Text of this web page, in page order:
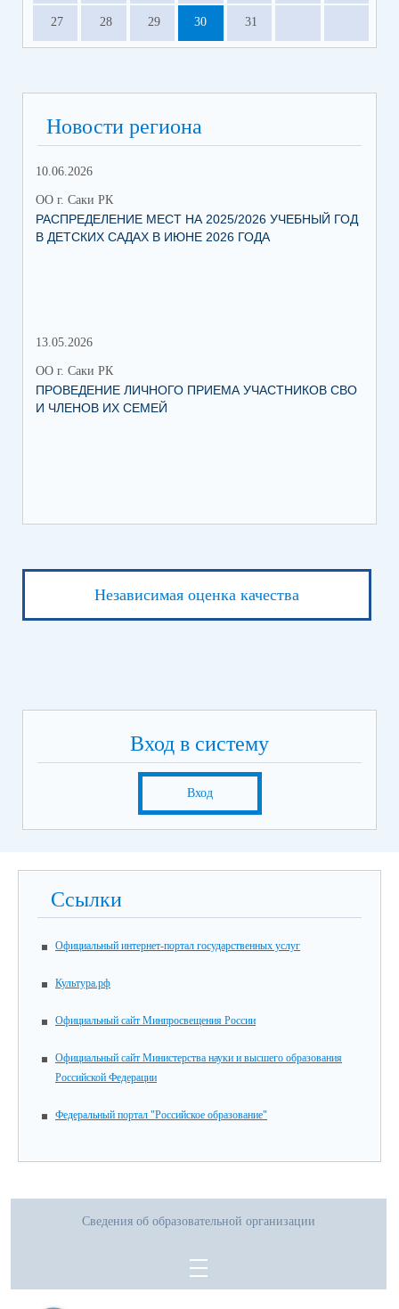
27 28 29 30 31
Новости региона
10.06.2026
ОО г. Саки РК
РАСПРЕДЕЛЕНИЕ МЕСТ НА 2025/2026 УЧЕБНЫЙ ГОД
В ДЕТСКИХ САДАХ В ИЮНЕ 2026 ГОДА
13.05.2026
ОО г. Саки РК
ПРОВЕДЕНИЕ ЛИЧНОГО ПРИЕМА УЧАСТНИКОВ СВО
И ЧЛЕНОВ ИХ СЕМЕЙ
Независимая оценка качества
Вход в систему
Вход
Ссылки
Официальный интернет-портал государственных услуг
Культура.рф
Официальный сайт Минпросвещения России
Официальный сайт Министерства науки и высшего образования
Российской Федерации
Федеральный портал "Российское образование"
Сведения об образовательной организации